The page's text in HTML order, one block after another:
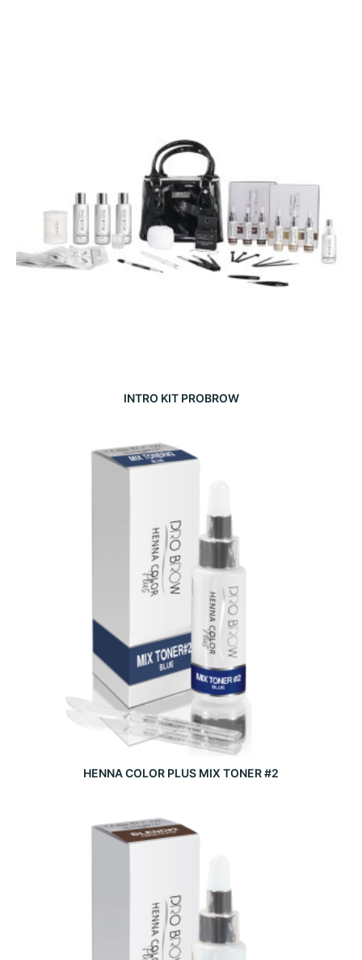
INTRO KIT PROBROW
HENNA COLOR PLUS MIX TONER #2